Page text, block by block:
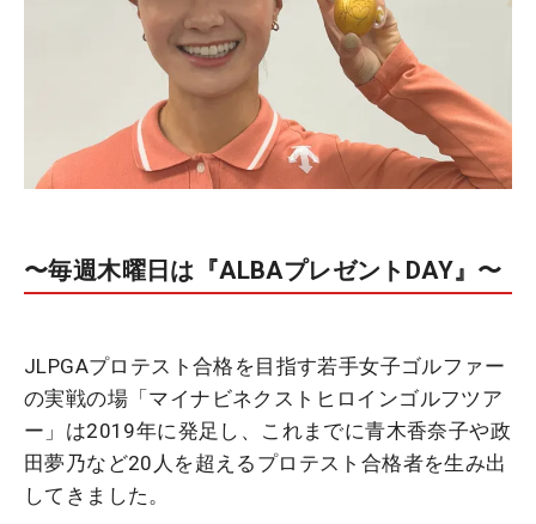
〜毎週木曜日は『ALBAプレゼントDAY』〜
JLPGAプロテスト合格を目指す若手女子ゴルファー
の実戦の場「マイナビネクストヒロインゴルフツア
ー」は2019年に発足し、これまでに青木香奈子や政
田夢乃など20人を超えるプロテスト合格者を生み出
してきました。